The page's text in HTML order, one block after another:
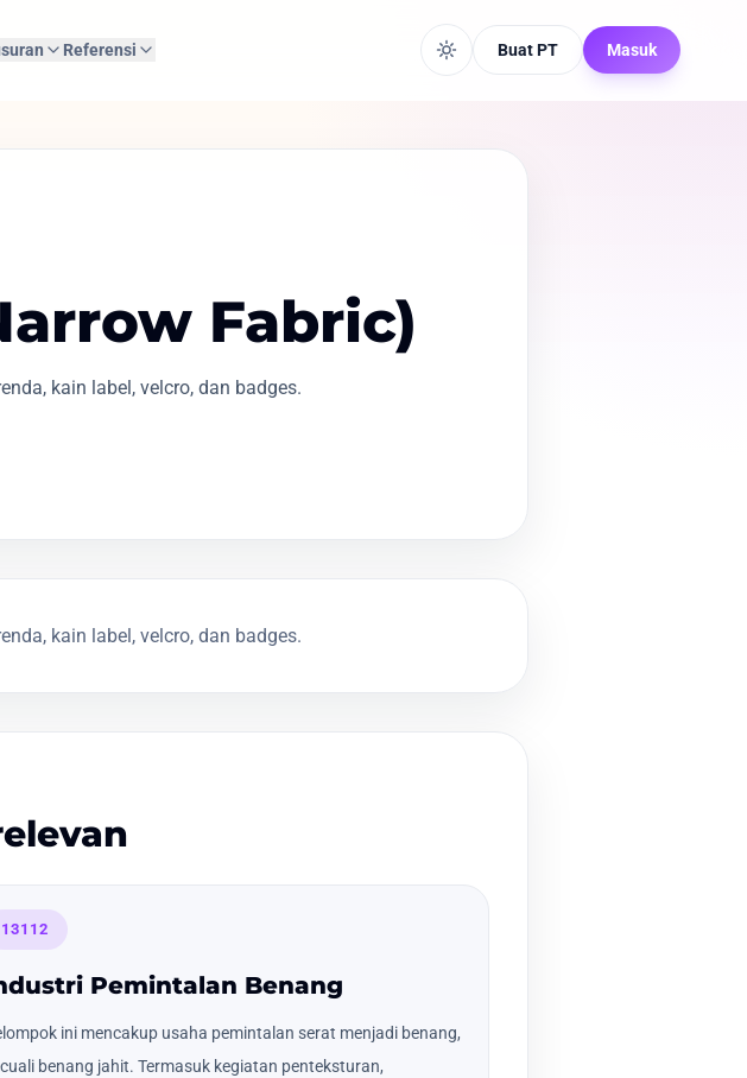
Referensi Buat PT Masuk
Fabric)
kain label, velcro, dan badges.
kain label, velcro, dan badges.
13112
Pemintalan Benang
ini mencakup usaha pemintalan serat menjadi benang,
benang jahit. Termasuk kegiatan penteksturan,